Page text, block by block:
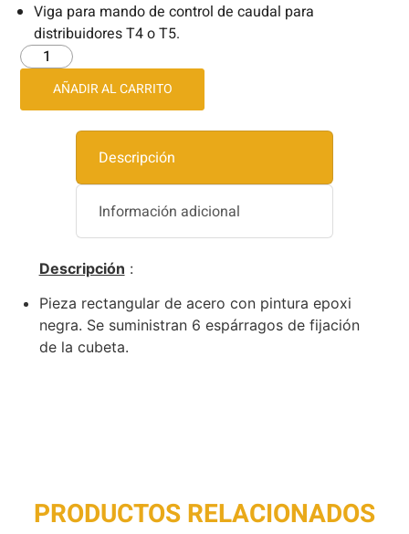
Viga para mando de control de caudal para
distribuidores T4 o T5.
AÑADIR AL CARRITO
Descripción
Información adicional
Descripción :
Pieza rectangular de acero con pintura epoxi
negra. Se suministran 6 espárragos de fijación
de la cubeta.
PRODUCTOS RELACIONADOS